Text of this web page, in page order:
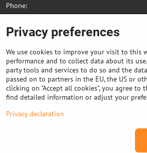
Phone:
+420 572 155 055 (Czech Republic)
E-mail:
info@na3D.eu
FacebookInstagram
Where you can find us?
Valašské Meziříčí, U Abácie 216 - warehouse,
Privacy preferences
We use cookies to improve your visit to this
performance and to collect data about its
party tools and services to do so and the
passed on to partners in the EU, the US or
clicking on "Accept all cookies", you agree to
find detailed information or adjust your
Privacy declaration